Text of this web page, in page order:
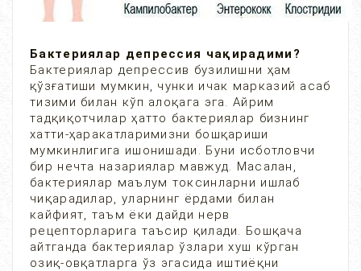
Бактериялар депрессия чақирадими?
Бактериялар депрессив бузилишни ҳам
қўзғатиши мумкин, чунки ичак марказий асаб
тизими билан кўп алоқага эга. Айрим
тадқиқотчилар ҳатто бактериялар бизнинг
хатти-ҳаракатларимизни бошқариши
мумкинлигига ишонишади. Буни исботловчи
бир нечта назариялар мавжуд. Масалан,
бактериялар маълум токсинларни ишлаб
чиқарадилар, уларнинг ёрдами билан
кайфият, таъм ёки дайди нерв
рецепторларига таъсир қилади. Бошқача
айтганда бактериялар ўзлари хуш кўрган
озиқ-овқатларга ўз эгасида иштиёқни